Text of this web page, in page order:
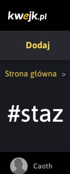
Dodaj
Strona główna
#staz
Caoth